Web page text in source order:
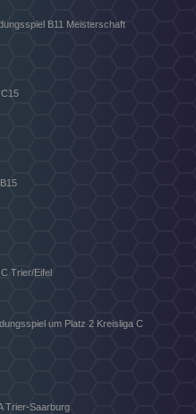
B11 Meisterschaft
Trier/Eifel
um Platz 2 Kreisliga C
Trier-Saarburg